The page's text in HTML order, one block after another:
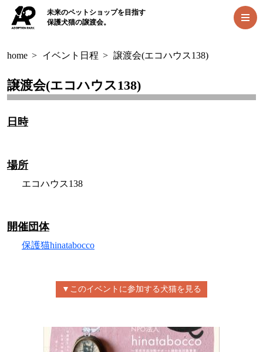
未来のペットショップを目指す
保護犬猫の譲渡会。
home > イベント日程 > 譲渡会(エコハウス138)
譲渡会(エコハウス138)
日時
場所
エコハウス138
開催団体
保護猫hinatabocco
▼このイベントに参加する犬猫を見る